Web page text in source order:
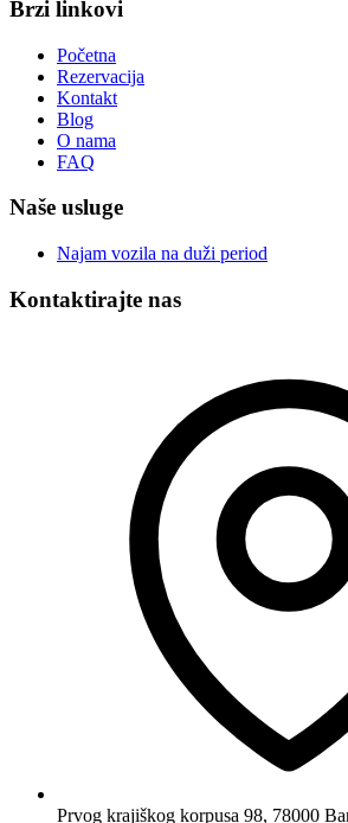
Brzi linkovi
Početna
Rezervacija
Kontakt
Blog
O nama
FAQ
Naše usluge
Najam vozila na duži period
Kontaktirajte nas
Prvog krajiškog korpusa 98, 78000